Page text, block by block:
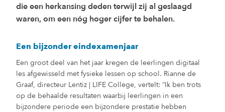
die een herkansing deden terwijl zij al geslaagd
waren, om een nóg hoger cijfer te behalen.
Een bijzonder eindexamenjaar
Een groot deel van het jaar kregen de leerlingen digitaal
les afgewisseld met fysieke lessen op school. Rianne de
Graaf, directeur Lentiz | LIFE College, vertelt: “Ik ben trots
op de behaalde resultaten waarbij leerlingen in een
bijzondere periode een bijzondere prestatie hebben